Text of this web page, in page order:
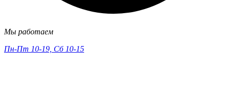
Мы работаем
Пн-Пт 10-19, Сб 10-15